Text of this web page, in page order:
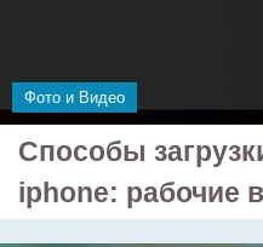
Фото и Видео
Способы
iphone: рабочие